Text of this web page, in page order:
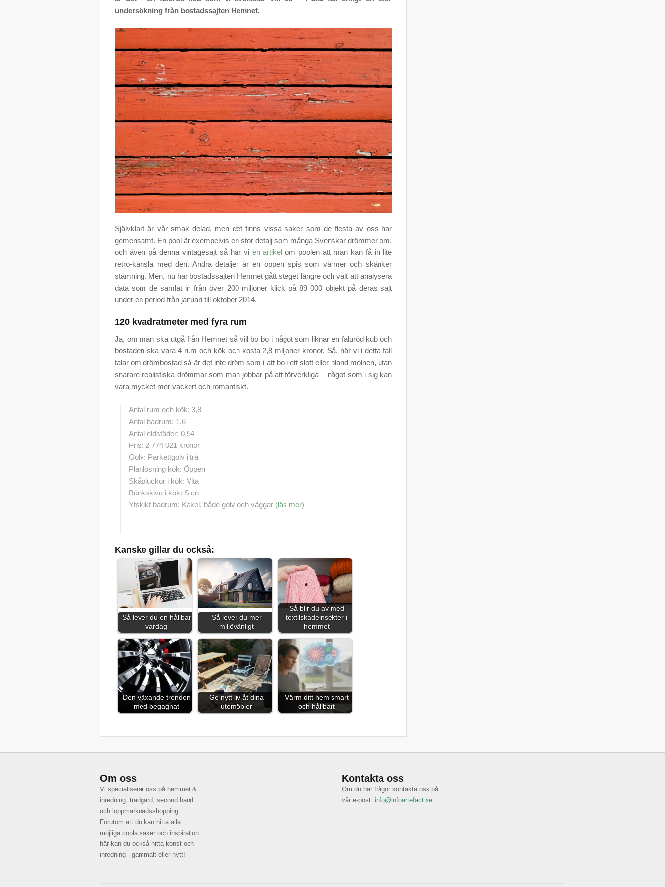
undersökning från bostadssajten Hemnet.
Självklart är vår smak delad, men det finns vissa saker som de flesta av oss har
gemensamt. En pool är exempelvis en stor detalj som många Svenskar drömmer om,
och även på denna vintagesajt så har vi en artikel om poolen att man kan få in lite
retro-känsla med den. Andra detaljer är en öppen spis som värmer och skänker
stämning. Men, nu har bostadssajten Hemnet gått steget längre och valt att analysera
data som de samlat in från över 200 miljoner klick på 89 000 objekt på deras sajt
under en period från januari till oktober 2014.
120 kvadratmeter med fyra rum
Ja, om man ska utgå från Hemnet så vill bo bo i något som liknar en faluröd kub och
bostaden ska vara 4 rum och kök och kosta 2,8 miljoner kronor. Så, när vi i detta fall
talar om drömbostad så är det inte dröm som i att bo i ett slott eller bland molnen, utan
snarare realistiska drömmar som man jobbar på att förverkliga – något som i sig kan
vara mycket mer vackert och romantiskt.
Antal rum och kök: 3,8
Antal badrum: 1,6
Antal eldstäder: 0,54
Pris: 2 774 021 kronor
Golv: Parkettgolv i trä
Planlösning kök: Öppen
Skåpluckor i kök: Vita
Bänkskiva i kök: Sten
Ytskikt badrum: Kakel, både golv och väggar (läs mer)
Kanske gillar du också:
Så lever du en hållbar
vardag
Så lever du mer
miljövänligt
Så blir du av med
textilskadeinsekter i
hemmet
Den växande trenden
med begagnat
Ge nytt liv åt dina
utemöbler
Värm ditt hem smart
och hållbart
Om oss
Vi specialiserar oss på hemmet &
inredning, trädgård, second hand
och loppmarknadsshopping.
Förutom att du kan hitta alla
möjliga coola saker och inspiration
här kan du också hitta konst och
inredning - gammalt eller nytt!
Kontakta oss
Om du har frågor kontakta oss på
vår e-post: info@infoartefact.se